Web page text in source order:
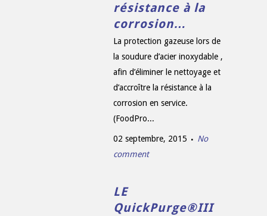
résistance à la
corrosion…
La protection gazeuse lors de
la soudure d’acier inoxydable ,
afin d’éliminer le nettoyage et
d’accroître la résistance à la
corrosion en service.
(FoodPro...
02 septembre, 2015
No
comment
LE
QuickPurge®III